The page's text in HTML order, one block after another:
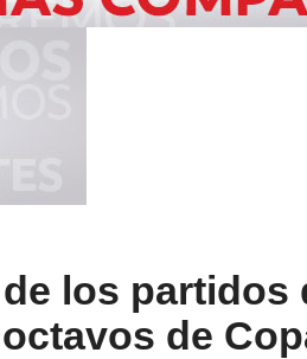
los partidos
de